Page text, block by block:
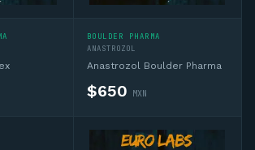
BOULDER PHARMA
ANASTROZOL
Anastrozol Boulder Pharma
$650 MXN